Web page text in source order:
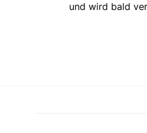
und wird bald